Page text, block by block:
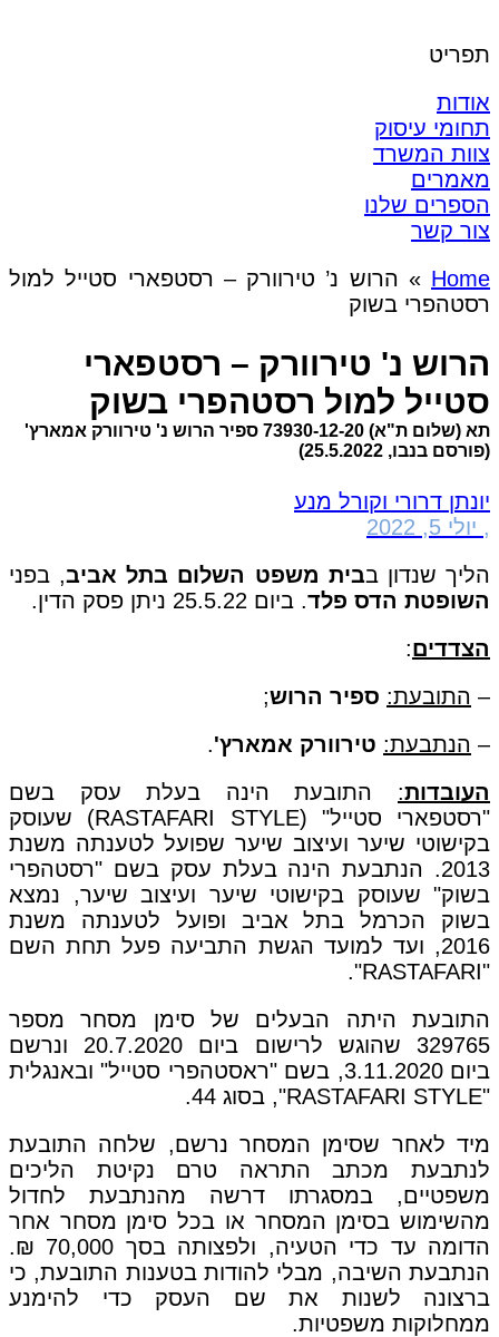
תפריט
אודות
תחומי עיסוק
צוות המשרד
מאמרים
הספרים שלנו
צור קשר
Home
» הרוש נ’ טירוורק – רסטפארי סטייל למול
רסטהפרי בשוק
הרוש נ' טירוורק – רסטפארי
סטייל למול רסטהפרי בשוק
תא (שלום ת"א) 73930-12-20 ספיר הרוש נ' טירוורק אמארץ'
(פורסם בנבו, 25.5.2022)
יונתן דרורי וקורל מנע
, יולי 5, 2022
הליך שנדון בבית משפט השלום בתל אביב, בפני
השופטת הדס פלד. ביום 25.5.22 ניתן פסק הדין.
הצדדים:
– התובעת: ספיר הרוש;
– הנתבעת: טירוורק אמארץ'.
העובדות: התובעת הינה בעלת עסק בשם
"רסטפארי סטייל" (RASTAFARI STYLE) שעוסק
בקישוטי שיער ועיצוב שיער שפועל לטענתה משנת
2013. הנתבעת הינה בעלת עסק בשם "רסטהפרי
בשוק" שעוסק בקישוטי שיער ועיצוב שיער, נמצא
בשוק הכרמל בתל אביב ופועל לטענתה משנת
2016, ועד למועד הגשת התביעה פעל תחת השם
"RASTAFARI".
התובעת היתה הבעלים של סימן מסחר מספר
329765 שהוגש לרישום ביום 20.7.2020 ונרשם
ביום 3.11.2020, בשם "ראסטהפרי סטייל" ובאנגלית
"RASTAFARI STYLE", בסוג 44.
מיד לאחר שסימן המסחר נרשם, שלחה התובעת
לנתבעת מכתב התראה טרם נקיטת הליכים
משפטיים, במסגרתו דרשה מהנתבעת לחדול
מהשימוש בסימן המסחר או בכל סימן מסחר אחר
הדומה עד כדי הטעיה, ולפצותה בסך 70,000 ₪.
הנתבעת השיבה, מבלי להודות בטענות התובעת, כי
ברצונה לשנות את שם העסק כדי להימנע
ממחלוקות משפטיות.